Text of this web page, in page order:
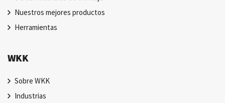
Nuestros mejores productos
Herramientas
WKK
Sobre WKK
Industrias